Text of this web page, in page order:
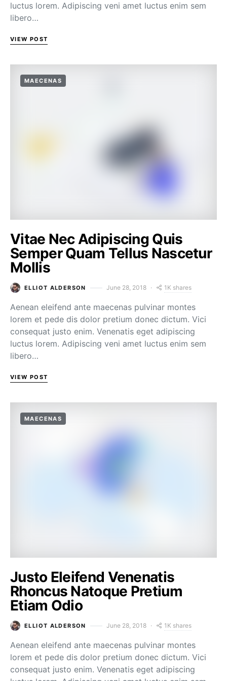
luctus lorem. Adipiscing veni amet luctus enim sem
libero…
VIEW POST
MAECENAS
Vitae Nec Adipiscing Quis
Semper Quam Tellus Nascetur
Mollis
ELLIOT ALDERSON June 28, 2018 1K shares
Aenean eleifend ante maecenas pulvinar montes
lorem et pede dis dolor pretium donec dictum. Vici
consequat justo enim. Venenatis eget adipiscing
luctus lorem. Adipiscing veni amet luctus enim sem
libero…
VIEW POST
MAECENAS
Justo Eleifend Venenatis
Rhoncus Natoque Pretium
Etiam Odio
ELLIOT ALDERSON June 28, 2018 1K shares
Aenean eleifend ante maecenas pulvinar montes
lorem et pede dis dolor pretium donec dictum. Vici
consequat justo enim. Venenatis eget adipiscing